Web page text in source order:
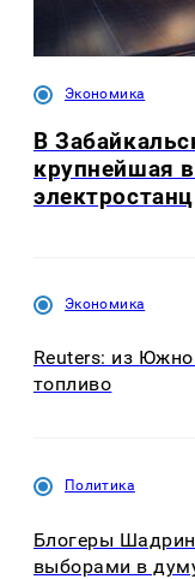
Экономика
В
крупнейшая
Экономика
Reuters: из
топливо
Политика
Блогеры
выборами в